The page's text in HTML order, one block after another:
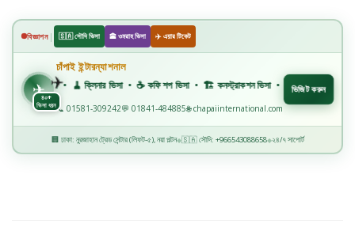
বিজ্ঞান ও প্রযুক্তি
অপরাধ
রাজনীতি
বিজ্ঞাপন | 🇸🇦 সৌদি ভিসা 🕋 ওমরাহ ভিসা ✈️ এয়ার টিকেট
✈৪০+
ভিসা ধরন
চাঁপাই ইন্টারন্যাশনাল
ভিসা • 🧹 ক্লিনার ভিসা • ☕ কফি শপ ভিসা • 🏗️ কনস্ট্রাকশন ভিসা • 🏭 ফ্যাক্টরি ভিসা • 🏥
📞 01581-309242💬 01841-484885🌐 chapaiinternational.com
ভিজিট করুন
🏢 ঢাকা: নুরজাহান ট্রেড সেন্টার (লিফট-৫), নয়া পল্টন◆🇸🇦 সৌদি: +966543088658◆২৪/৭ সাপোর্ট
✈️